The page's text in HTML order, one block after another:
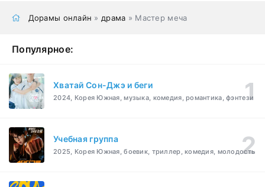
Дорамы онлайн » драма » Мастер меча
Популярное:
Хватай Сон-Джэ и беги
2024, Корея Южная, музыка, комедия, романтика, фэнтези
Учебная группа
2025, Корея Южная, боевик, триллер, комедия, молодость